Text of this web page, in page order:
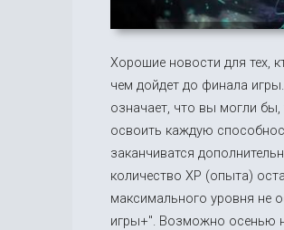
Хорошие новости для тех,
чем дойдет до финала
означает, что вы могли бы,
освоить каждую
заканчиватся
количество XP (опыта)
максимального уровня не
игры+". Возможно осенью